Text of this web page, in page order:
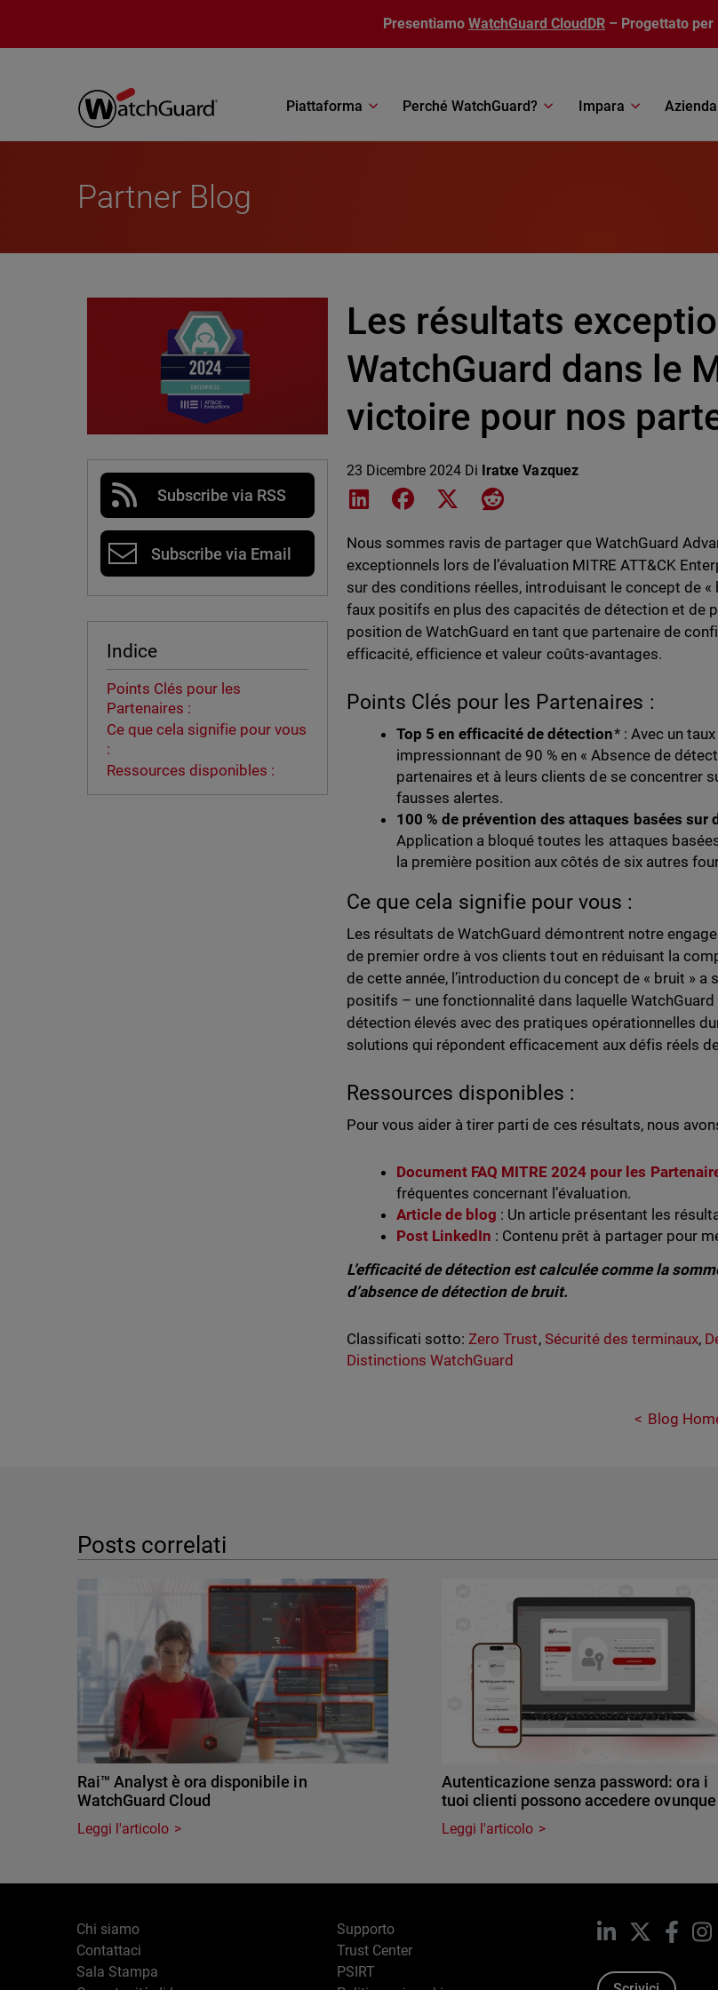
Presentiamo WatchGuard CloudDR – Progettato per
Piattaforma Perché WatchGuard? Impara Azienda
Partner Blog
Subscribe via RSS
Subscribe via Email
Indice
Points Clés pour les
Partenaires :
Ce que cela signifie pour vous
:
Ressources disponibles :
Les résultats
WatchGuard dans le
victoire pour nos
23 Dicembre 2024 Di Iratxe Vazquez
Share on LinkedIn
Share on Facebook
Share on XShare on Reddit
Nous sommes ravis de partager que WatchGuard
exceptionnels lors de l’évaluation MITRE ATT&CK
sur des conditions réelles, introduisant le concept de
faux positifs en plus des capacités de détection et de
position de WatchGuard en tant que partenaire de
efficacité, efficience et valeur coûts-avantages.
Points Clés pour les Partenaires :
Top 5 en efficacité de détection* : Avec un
impressionnant de 90 % en « Absence de
partenaires et à leurs clients de se concentrer
fausses alertes.
100 % de prévention des attaques basées sur
Application a bloqué toutes les attaques
la première position aux côtés de six autres
Ce que cela signifie pour vous :
Les résultats de WatchGuard démontrent notre
de premier ordre à vos clients tout en réduisant la
de cette année, l’introduction du concept de « bruit » a
positifs – une fonctionnalité dans laquelle
détection élevés avec des pratiques opérationnelles
solutions qui répondent efficacement aux défis réels
Ressources disponibles :
Pour vous aider à tirer parti de ces résultats, nous
Document FAQ MITRE 2024 pour les
fréquentes concernant l’évaluation.
Article de blog : Un article présentant les
Post LinkedIn : Contenu prêt à partager pour
L’efficacité de détection est calculée comme la
d’absence de détection de bruit.
Classificati sotto: Zero Trust, Sécurité des terminaux,
Distinctions WatchGuard
Blog
Posts correlati
Rai™ Analyst è ora disponibile in
WatchGuard Cloud
Leggi l'articolo
Autenticazione senza password: ora i
tuoi clienti possono accedere ovunque
Leggi l'articolo
Chi siamo
Contattaci
Sala Stampa
Supporto
Trust Center
PSIRT
LinkedIn